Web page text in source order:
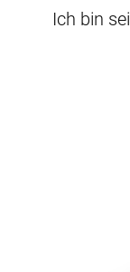
Ich bin